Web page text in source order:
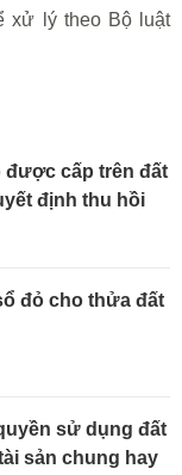
xử lý theo Bộ luật
cấp trên đất
định thu hồi
đỏ cho thửa đất
sử dụng đất
sản chung hay